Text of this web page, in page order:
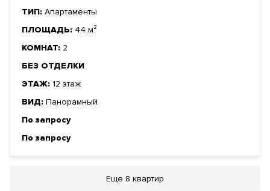
ТИП: Апартаменты
ПЛОЩАДЬ: 44 м²
КОМНАТ: 2
БЕЗ ОТДЕЛКИ
ЭТАЖ: 12 этаж
ВИД: Панорамный
По запросу
По запросу
Еще 8 квартир